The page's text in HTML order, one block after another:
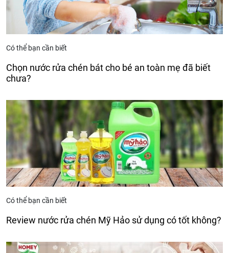
Có thể bạn cần biết
Chọn nước rửa chén bát cho bé an toàn mẹ đã biết
chưa?
Có thể bạn cần biết
Review nước rửa chén Mỹ Hảo sử dụng có tốt không?